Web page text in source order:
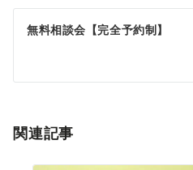
ゲ
シ
ン
無料相談会【完全予約制】
関連記事